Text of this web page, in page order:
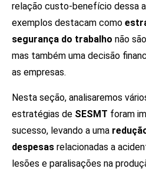
relação custo-benefício dessa
exemplos destacam como
segurança do trabalho não
mas também uma decisão
as empresas.
Nesta seção, analisaremos
estratégias de SESMT foram
sucesso, levando a uma
despesas relacionadas a
lesões e paralisações na